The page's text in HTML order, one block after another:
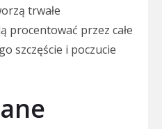
trwałe
procentować przez całe
szczęście i poczucie